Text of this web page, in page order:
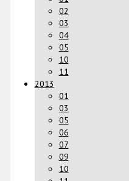
02
03
04
05
10
11
2013
01
03
05
06
07
09
10